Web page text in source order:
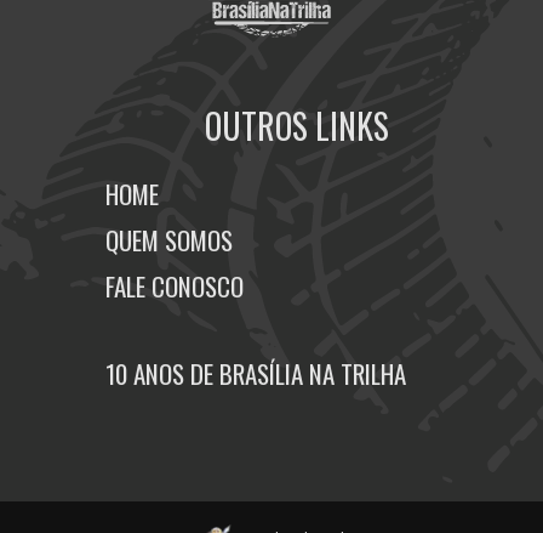
OUTROS LINKS
HOME
QUEM SOMOS
FALE CONOSCO
10 ANOS DE BRASÍLIA NA TRILHA